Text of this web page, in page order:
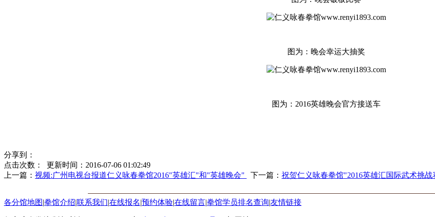
图为：晚会幸运大抽奖
图为：2016英雄晚会官方接送车
分享到：
点击次数：
更新时间：2016-07-06 01:02:49
上一篇： 视频:广州电视台报道仁义咏春拳馆2016"英雄汇"和"英雄晚会" 下一篇： 祝贺仁义咏春拳馆"2016英雄汇国际武术挑
各分馆地图 拳馆介绍 联系我们 在线报名 预约体验在线留言拳馆学员排名查询 友情链接